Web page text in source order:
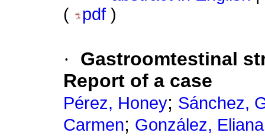
(
pdf )
·
Gastroomtestinal
Report of a case
Pérez, Honey; Sánchez,
Carmen; González, Eliana